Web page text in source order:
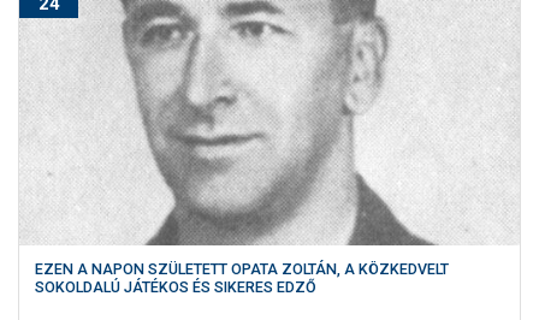
EZEN A NAPON SZÜLETETT OPATA ZOLTÁN, A KÖZKEDVELT
SOKOLDALÚ JÁTÉKOS ÉS SIKERES EDZŐ